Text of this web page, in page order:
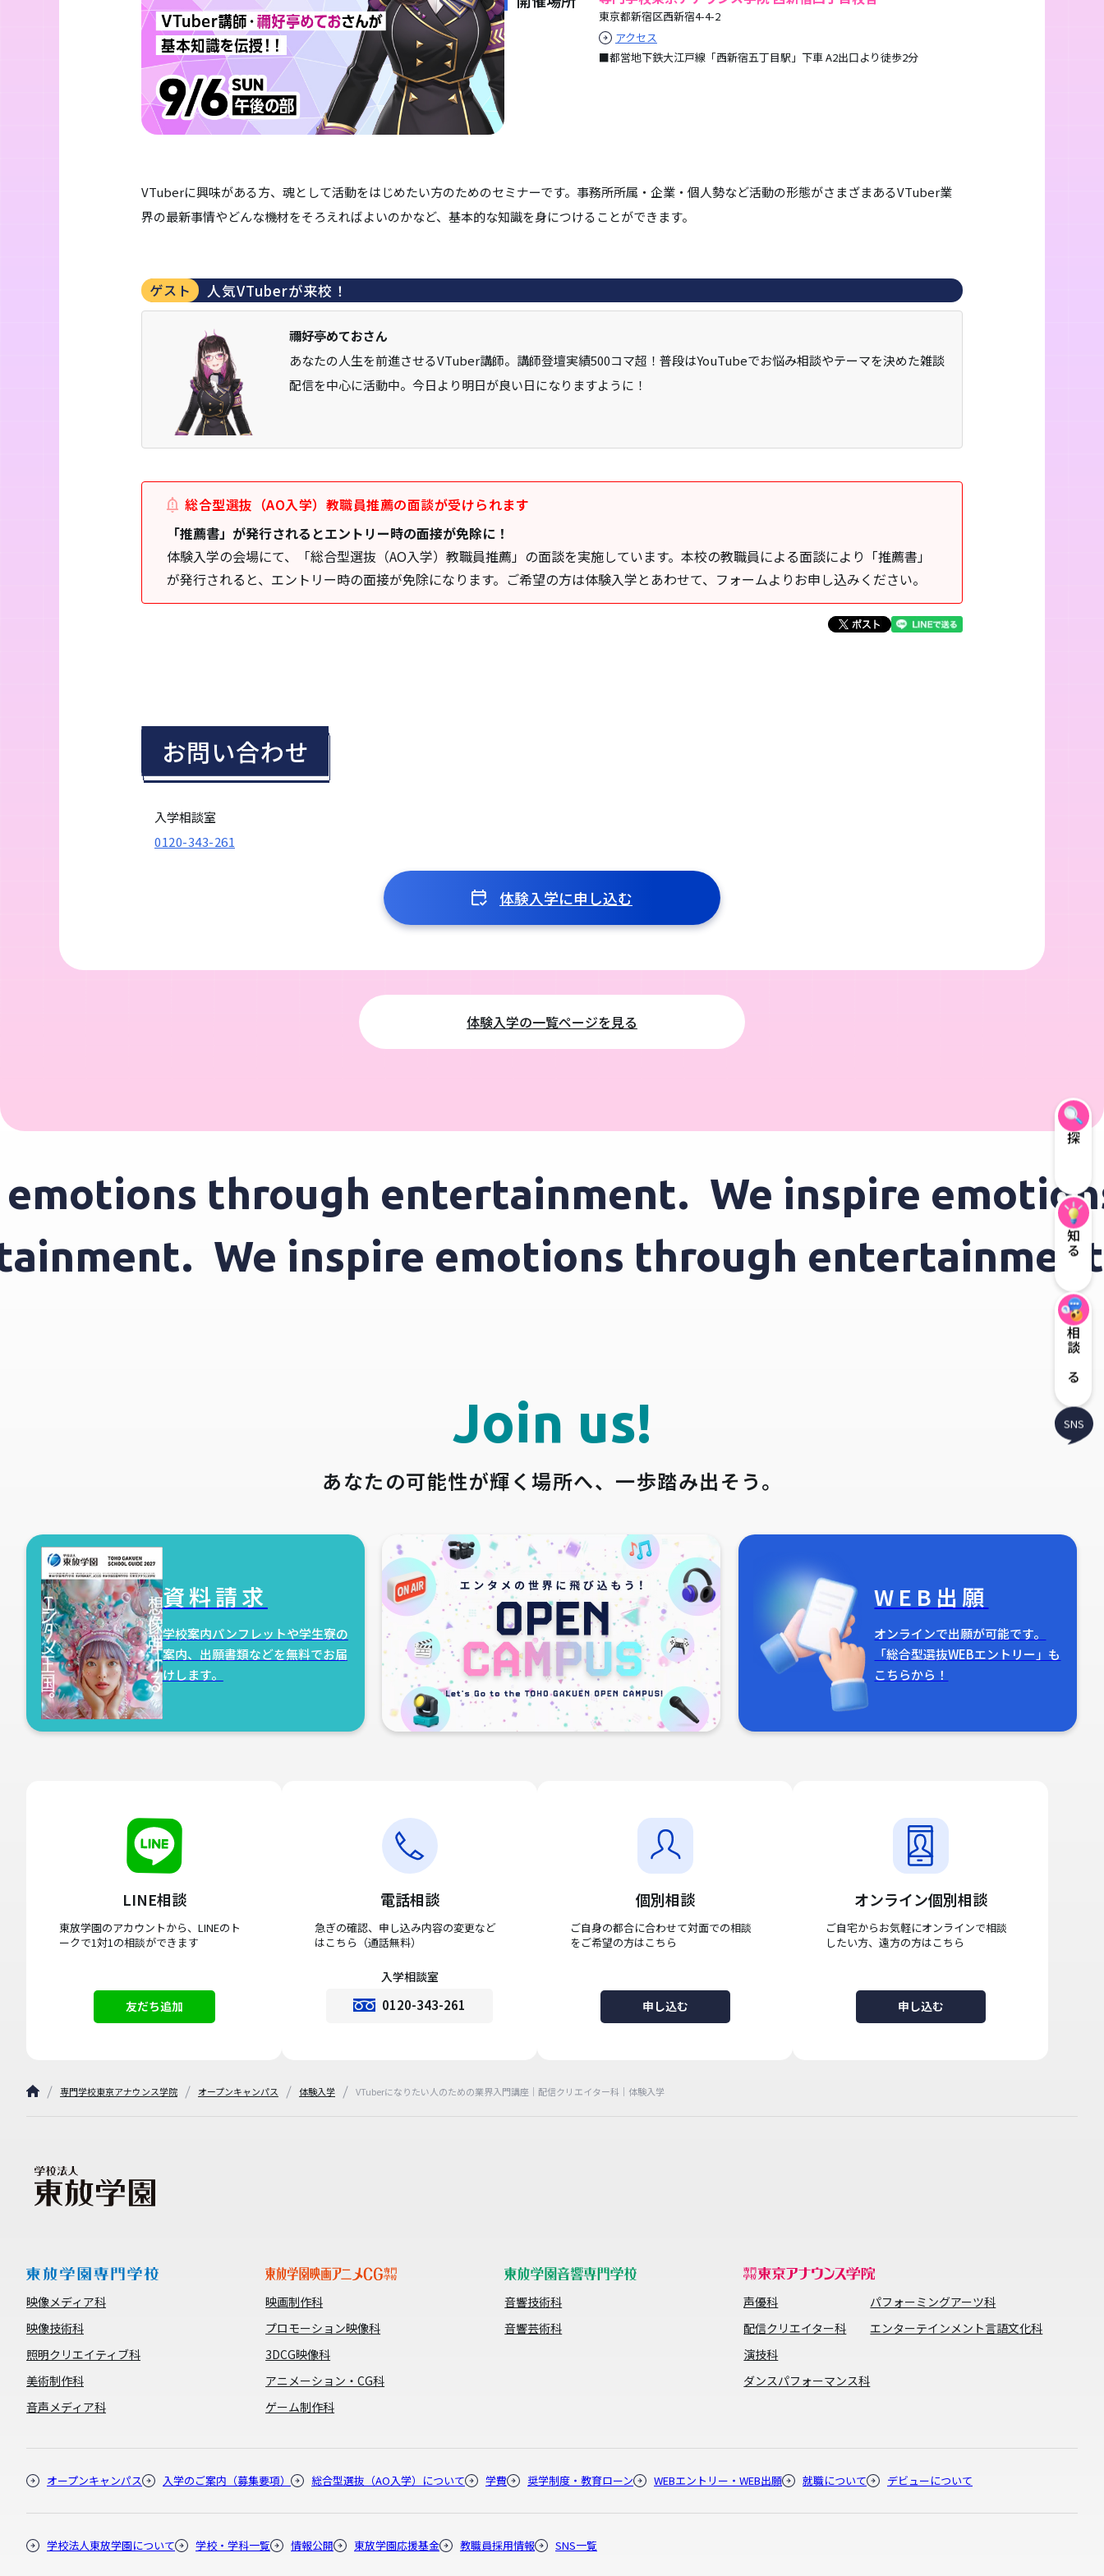
東京都新宿区西新宿4-4-2
アクセス
■都営地下鉄大江戸線「西新宿五丁目駅」下車 A2出口より徒歩2分
VTuberに興味がある方、魂として活動をはじめたい方のためのセミナーです。事務所所属・企業・個人勢など活動の形態がさまざまあるVTuber業
界の最新事情やどんな機材をそろえればよいのかなど、基本的な知識を身につけることができます。
ゲスト 人気VTuberが来校！
禰好亭めておさん
あなたの人生を前進させるVTuber講師。講師登壇実績500コマ超！普段はYouTubeでお悩み相談やテーマを決めた雑談
配信を中心に活動中。今日より明日が良い日になりますように！
総合型選抜（AO入学）教職員推薦の面談が受けられます
「推薦書」が発行されるとエントリー時の面接が免除に！
体験入学の会場にて、「総合型選抜（AO入学）教職員推薦」の面談を実施しています。本校の教職員による面談により「推薦書」
が発行されると、エントリー時の面接が免除になります。ご希望の方は体験入学とあわせて、フォームよりお申し込みください。
お問い合わせ
入学相談室
0120-343-261
体験入学に申し込む
体験入学の一覧ページを見る
through entertainment. We inspire
We inspire emotions through
Join us!
あなたの可能性が輝く場所へ、 一歩踏み出そう。
資料請求
学校案内パンフレットや学生寮の
案内、出願書類などを無料でお届
けします。
WEB出願
オンラインで出願が可能です。
「総合型選抜WEBエントリー」も
こちらから！
LINE相談
東放学園のアカウントから、LINEのト
ークで1対1の相談ができます
友だち追加
電話相談
急ぎの確認、申し込み内容の変更など
はこちら（通話無料）
入学相談室
0120-343-261
個別相談
ご自身の都合に合わせて対面での相談
をご希望の方はこちら
申し込む
オンライン個別相談
ご自宅からお気軽にオンラインで相談
したい方、遠方の方はこちら
申し込む
専門学校東京アナウンス学院 オープンキャンパス 体験入学 VTuberになりたい人のための業界入門講座｜配信クリエイター科｜体験入学
映像メディア科
映像技術科
照明クリエイティブ科
美術制作科
音声メディア科
映画制作科
プロモーション映像科
3DCG映像科
アニメーション・CG科
ゲーム制作科
音響技術科
音響芸術科
声優科
配信クリエイター科
演技科
ダンスパフォーマンス科
パフォーミングアーツ科
エンターテインメント言語文化科
オープンキャンパス 入学のご案内（募集要項） 総合型選抜（AO入学）について 学費 奨学制度・教育ローン WEBエントリー・WEB出願 就職について デビューについて
学校法人東放学園について 学校・学科一覧 情報公開 東放学園応援基金 教職員採用情報 SNS一覧
探す
知る
相談する
SNS